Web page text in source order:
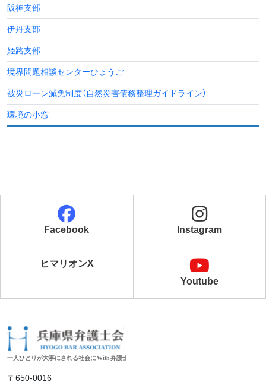
阪神支部
伊丹支部
姫路支部
境界問題相談センターひょうご
被災ローン減免制度（自然災害債務整理ガイドライン）
環境の小窓
Facebook Instagram
ヒマリオンX
Youtube
〒650‐0016